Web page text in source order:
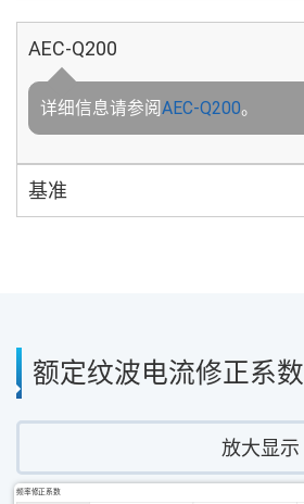
AEC-Q200
详细信息请参阅AEC-Q200。
基准
额定纹波电流修正系数
放大显示
频率修正系数